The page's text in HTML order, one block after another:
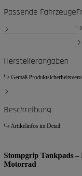
Passende Fahrzeuge
Herstellerangaben
Gemäß
Beschreibung
Artikelinfos im Detail
Stompgrip Tankpads
Motorrad